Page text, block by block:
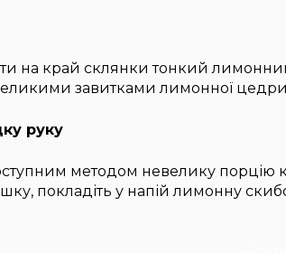
на край склянки тонкий
завитками лимонної
руку
методом невелику порцію
покладіть у напій лимонну